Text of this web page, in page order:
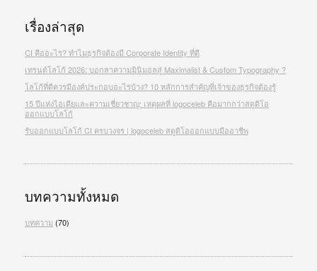
เรื่องล่าสุด
CI คืออะไร? ทำไมธุรกิจต้องมี Corporate Identity ที่ดี
เทรนด์โลโก้ 2026: บอกลาความมินิมอลสู่ Maximalist & Custom Typography ?
โลโก้ที่ดีควรมีองค์ประกอบอะไรบ้าง? 10 หลักการสำคัญที่เจ้าของธุรกิจต้องรู้
15 ปีแห่งไอเดียและความเชี่ยวชาญ: เหตุผลที่ logoceleb คือมากกว่าสตูดิโอ
ออกแบบโลโก้
รับออกแบบโลโก้ CI ครบวงจร | logoceleb สตูดิโอออกแบบมืออาชีพ
บทความทั้งหมด
บทความ (70)